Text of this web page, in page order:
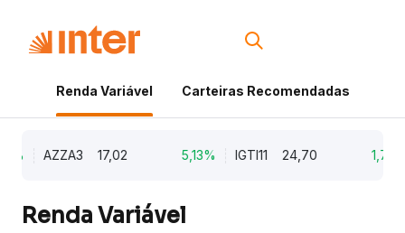
Renda Variável Carteiras Recomendadas
AZZA3 17,02 5,13% IGTI11 24,70 1,77%
Renda Variável